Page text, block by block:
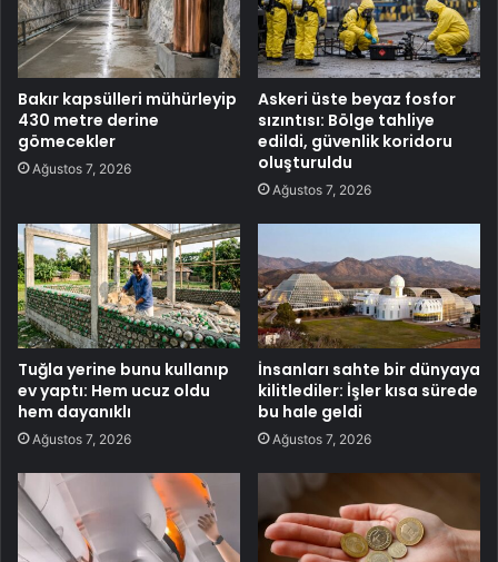
Bakır kapsülleri mühürleyip
430 metre derine
gömecekler
Ağustos 7, 2026
Askeri üste beyaz fosfor
sızıntısı: Bölge tahliye
edildi, güvenlik koridoru
oluşturuldu
Ağustos 7, 2026
Tuğla yerine bunu kullanıp
ev yaptı: Hem ucuz oldu
hem dayanıklı
Ağustos 7, 2026
İnsanları sahte bir dünyaya
kilitlediler: İşler kısa sürede
bu hale geldi
Ağustos 7, 2026